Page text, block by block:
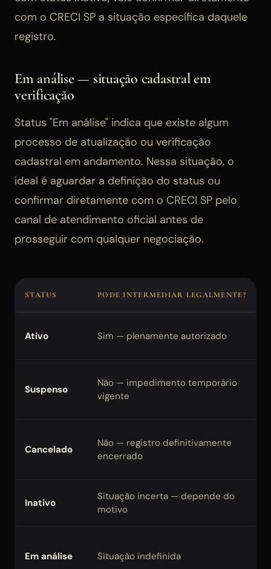
com o CRECI SP a situação específica daquele
registro.
Em análise — situação cadastral em
verificação
Status "Em análise" indica que existe algum
processo de atualização ou verificação
cadastral em andamento. Nessa situação, o
ideal é aguardar a definição do status ou
confirmar diretamente com o CRECI SP pelo
canal de atendimento oficial antes de
prosseguir com qualquer negociação.
STATUS PODE INTERMEDIAR LEGALMENTE?
Ativo Sim — plenamente autorizado
Suspenso
Não — impedimento temporário
vigente
Cancelado
Não — registro definitivamente
encerrado
Inativo
Situação incerta — depende do
motivo
Em análise Situação indefinida